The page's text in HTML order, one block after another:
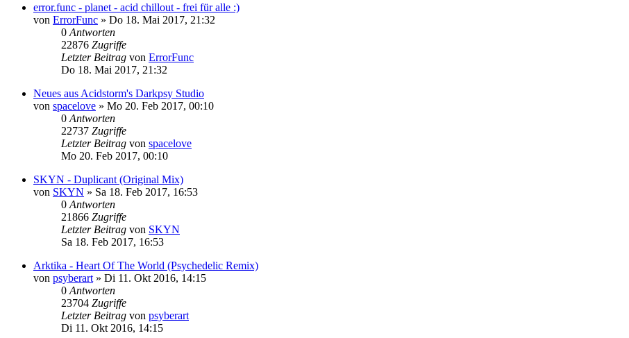
error.func - planet - acid chillout - frei für alle :)
von ErrorFunc » Do 18. Mai 2017, 21:32
0 Antworten
22876 Zugriffe
Letzter Beitrag von ErrorFunc
Do 18. Mai 2017, 21:32
Neues aus Acidstorm's Darkpsy Studio
von spacelove » Mo 20. Feb 2017, 00:10
0 Antworten
22737 Zugriffe
Letzter Beitrag von spacelove
Mo 20. Feb 2017, 00:10
SKYN - Duplicant (Original Mix)
von SKYN » Sa 18. Feb 2017, 16:53
0 Antworten
21866 Zugriffe
Letzter Beitrag von SKYN
Sa 18. Feb 2017, 16:53
Arktika - Heart Of The World (Psychedelic Remix)
von psyberart » Di 11. Okt 2016, 14:15
0 Antworten
23704 Zugriffe
Letzter Beitrag von psyberart
Di 11. Okt 2016, 14:15